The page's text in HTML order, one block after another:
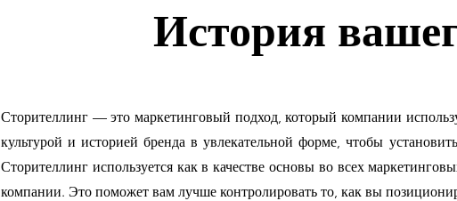
История
Сторителлинг — это маркетинговый подход, который компании
культурой и историей бренда в увлекательной форме, чтобы
Сторителлинг используется как в качестве основы во всех
компании. Это поможет вам лучше контролировать то, как вы